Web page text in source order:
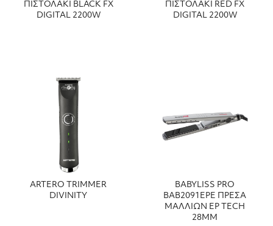
ΠΙΣΤΟΛΑΚΙ BLACK FX
DIGITAL 2200W
ΠΙΣΤΟΛΑΚΙ RED FX
DIGITAL 2200W
ARTERO TRIMMER
DIVINITY
BABYLISS PRO
ΒΑΒ2091EPE ΠΡΕΣΑ
ΜΑΛΛΙΩΝ EP TECH
28MM